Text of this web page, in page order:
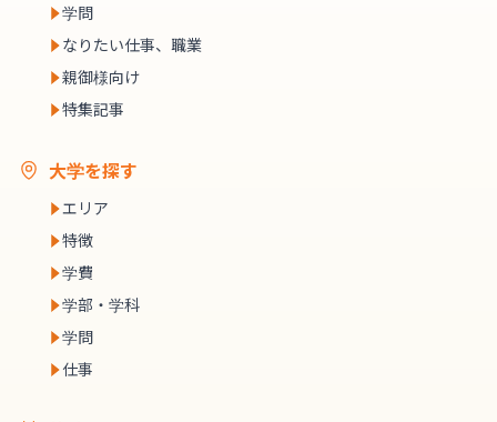
学問
なりたい仕事、職業
親御様向け
特集記事
大学を探す
エリア
特徴
学費
学部・学科
学問
仕事